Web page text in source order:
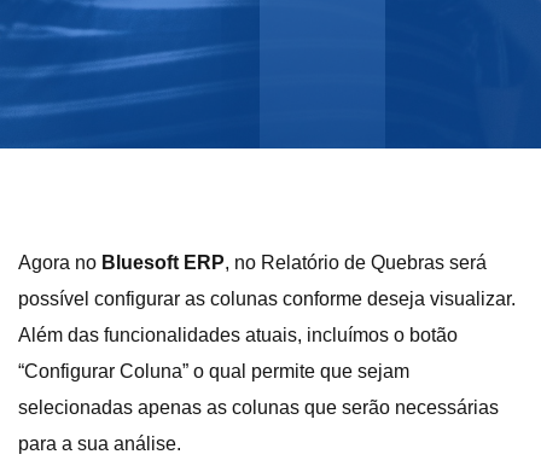
Agora no Bluesoft ERP, no Relatório de Quebras será
possível configurar as colunas conforme deseja visualizar.
Além das funcionalidades atuais, incluímos o botão
“Configurar Coluna” o qual permite que sejam
selecionadas apenas as colunas que serão necessárias
para a sua análise.